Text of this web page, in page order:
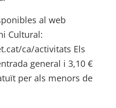
al web
Cultural:
ca/activitats Els
general i 3,10 €
per als menors de